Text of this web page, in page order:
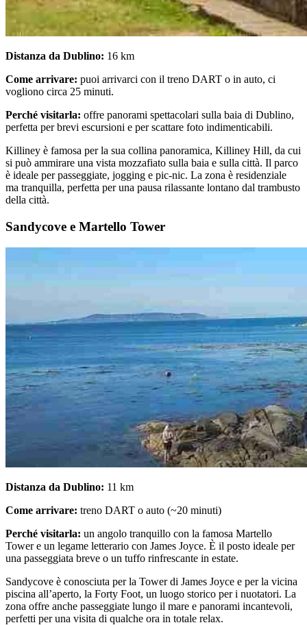
Distanza da Dublino: 16 km
Come arrivare: puoi arrivarci con il treno DART o in auto, ci
vogliono circa 25 minuti.
Perché visitarla: offre panorami spettacolari sulla baia di Dublino,
perfetta per brevi escursioni e per scattare foto indimenticabili.
Killiney è famosa per la sua collina panoramica, Killiney Hill, da cui
si può ammirare una vista mozzafiato sulla baia e sulla città. Il parco
è ideale per passeggiate, jogging e pic-nic. La zona è residenziale
ma tranquilla, perfetta per una pausa rilassante lontano dal trambusto
della città.
Sandycove e Martello Tower
Distanza da Dublino: 11 km
Come arrivare: treno DART o auto (~20 minuti)
Perché visitarla: un angolo tranquillo con la famosa Martello
Tower e un legame letterario con James Joyce. È il posto ideale per
una passeggiata breve o un tuffo rinfrescante in estate.
Sandycove è conosciuta per la Tower di James Joyce e per la vicina
piscina all’aperto, la Forty Foot, un luogo storico per i nuotatori. La
zona offre anche passeggiate lungo il mare e panorami incantevoli,
perfetti per una visita di qualche ora in totale relax.